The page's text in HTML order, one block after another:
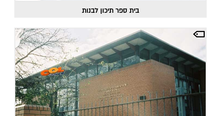
בית ספר תיכון לבנות